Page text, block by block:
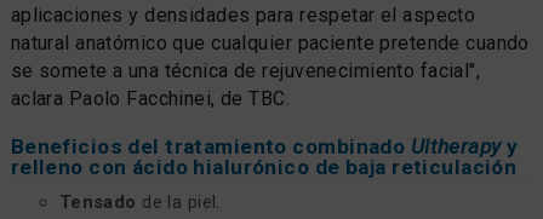
aplicaciones y densidades para respetar el aspecto
natural anatómico que cualquier paciente pretende cuando
se somete a una técnica de rejuvenecimiento facial",
aclara Paolo Facchinei, de TBC.
Beneficios del tratamiento combinado Ultherapyy
relleno con ácido hialurónico de baja reticulación
Tensado de la piel.